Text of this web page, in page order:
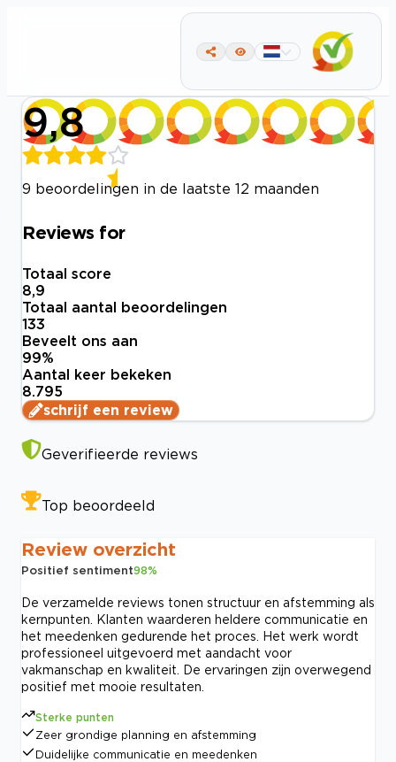
9,8
9 beoordelingen in de laatste 12 maanden
Reviews for
Totaal score
8,9
Totaal aantal beoordelingen
133
Beveelt ons aan
99%
Aantal keer bekeken
8.795
schrijf een review
Geverifieerde reviews
Top beoordeeld
Review overzicht
Positief sentiment98%
De verzamelde reviews tonen structuur en afstemming als
kernpunten. Klanten waarderen heldere communicatie en
het meedenken gedurende het proces. Het werk wordt
professioneel uitgevoerd met aandacht voor
vakmanschap en kwaliteit. De ervaringen zijn overwegend
positief met mooie resultaten.
Sterke punten
Zeer grondige planning en afstemming
Duidelijke communicatie en meedenken